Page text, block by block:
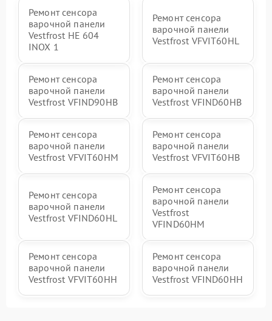
Ремонт сенсора
варочной панели
Vestfrost HE 604
INOX 1
Ремонт сенсора
варочной панели
Vestfrost VFVIT60HL
Ремонт сенсора
варочной панели
Vestfrost VFIND90HB
Ремонт сенсора
варочной панели
Vestfrost VFIND60HB
Ремонт сенсора
варочной панели
Vestfrost VFVIT60HM
Ремонт сенсора
варочной панели
Vestfrost VFVIT60HB
Ремонт сенсора
варочной панели
Vestfrost VFIND60HL
Ремонт сенсора
варочной панели
Vestfrost
VFIND60HM
Ремонт сенсора
варочной панели
Vestfrost VFVIT60HH
Ремонт сенсора
варочной панели
Vestfrost VFIND60HH